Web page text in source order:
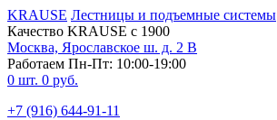
KRAUSE Лестницы и подъемные системы
Качество KRAUSE с 1900
Москва, Ярославское ш. д. 2 В
Работаем Пн-Пт: 10:00-19:00
0 шт. 0 руб.
+7 (916) 644-91-11